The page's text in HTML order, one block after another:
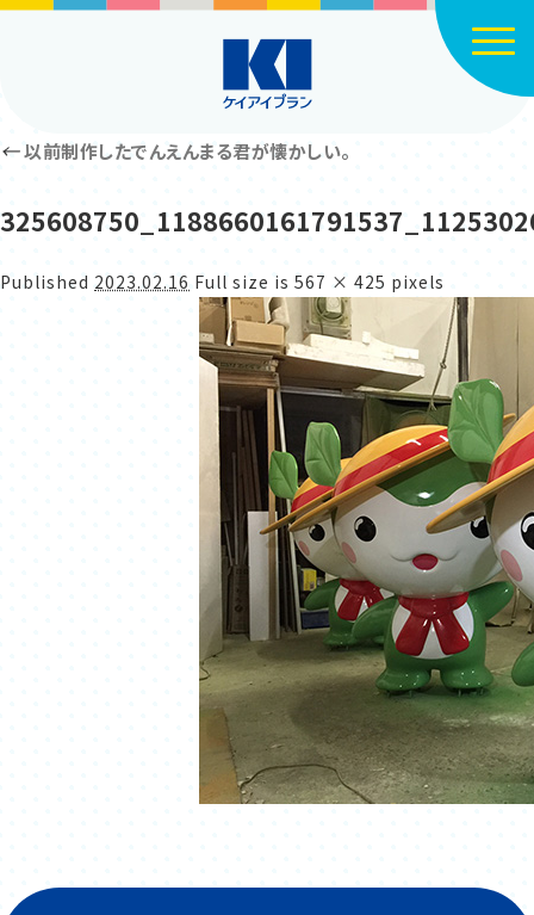
Click
←以前制作したでんえんまる君が懐かしい。
Published 2023.02.16 Full size is 567 × 425 pixels